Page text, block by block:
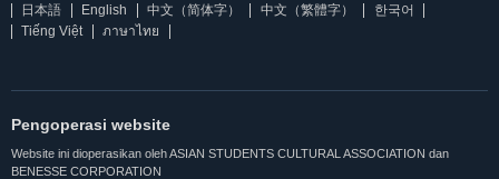
日本語 English 中文（简体字） 中文（繁體字）
한국어
Tiếng Việt
ภาษาไทย
Pengoperasi website
Website ini dioperasikan oleh ASIAN STUDENTS CULTURAL ASSOCIATION dan
BENESSE CORPORATION